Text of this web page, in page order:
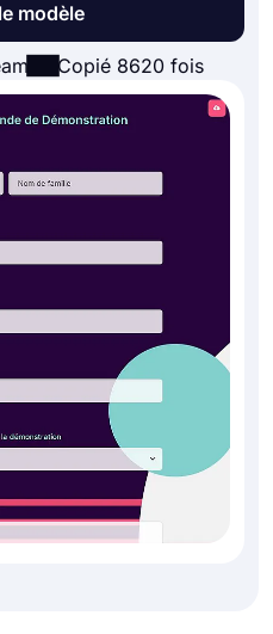
modèle
Copié 8620 fois